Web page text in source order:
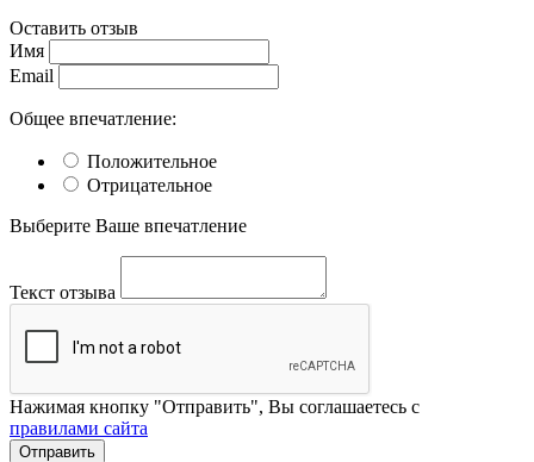
Оставить отзыв
Имя
Email
Общее впечатление:
Положительное
Отрицательное
Выберите Ваше впечатление
Текст отзыва
Нажимая кнопку "Отправить", Вы соглашаетесь с
правилами сайта
Отправить